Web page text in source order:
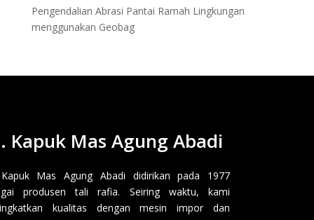
Pengendalian Abrasi Pantai Ramah Lingkungan
menggunakan Geobag
Kapuk Mas Agung Abadi
Mas Agung Abadi didirikan pada 1977
produsen tali rafia. Seiring waktu, kami
kualitas dengan mesin impor dan